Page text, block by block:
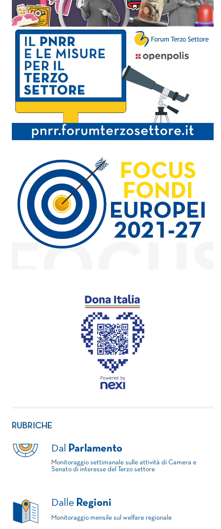
RUBRICHE
Dal Parlamento
Monitoraggio settimanale sulle attività di Camera e
Senato di interesse del Terzo settore
Dalle Regioni
Monitoraggio mensile sul welfare regionale